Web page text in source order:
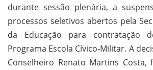
durante sessão plenária, a
processos seletivos abertos pela
da Educação para contratação
Programa Escola Cívico-Militar. A
Conselheiro Renato Martins Costa,